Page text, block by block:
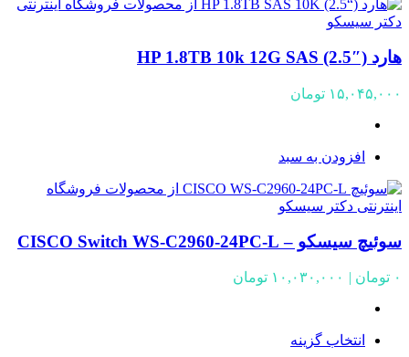
هارد HP 1.8TB 10k 12G SAS (2.5″)
۱۵,۰۴۵,۰۰۰ تومان
افزودن به سبد
سوئیچ سیسکو – CISCO Switch WS-C2960-24PC-L
۰ تومان | ۱۰,۰۳۰,۰۰۰ تومان
انتخاب گزینه